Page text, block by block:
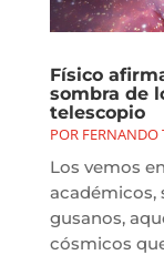
Físico
sombra de
telescopio
POR FERNANDO
Los vemos
académicos,
gusanos,
cósmicos